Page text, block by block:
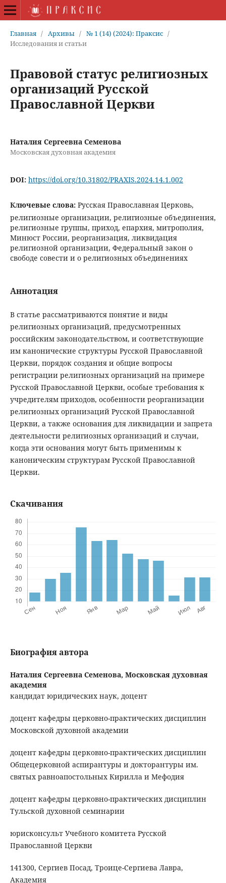
Главная / Архивы / № 1 (14) (2024): Праксис /
Исследования и статьи
Правовой статус религиозных
организаций Русской
Православной Церкви
Наталия Сергеевна Семенова
Московская духовная академия
DOI: https://doi.org/10.31802/PRAXIS.2024.14.1.002
Ключевые слова: Русская Православная Церковь,
религиозные организации, религиозные объединения,
религиозные группы, приход, епархия, митрополия,
Минюст России, реорганизация, ликвидация
религиозной организации, Федеральный закон о
свободе совести и о религиозных объединениях
Аннотация
В статье рассматриваются понятие и виды
религиозных организаций, предусмотренных
российским законодательством, и соответствующие
им канонические структуры Русской Православной
Церкви, порядок создания и общие вопросы
регистрации религиозных организаций на примере
Русской Православной Церкви, особые требования к
учредителям приходов, особенности реорганизации
религиозных организаций Русской Православной
Церкви, а также основания для ликвидации и запрета
деятельности религиозных организаций и случаи,
когда эти основания могут быть применимы к
каноническим структурам Русской Православной
Церкви.
Скачивания
Биография автора
Наталия Сергеевна Семенова, Московская духовная
академия
кандидат юридических наук, доцент
доцент кафедры церковно-практических дисциплин
Московской духовной академии
доцент кафедры церковно-практических дисциплин
Общецерковной аспирантуры и докторантуры им.
святых равноапостольных Кирилла и Мефодия
доцент кафедры церковно-практических дисциплин
Тульской духовной семинарии
юрисконсульт Учебного комитета Русской
Православной Церкви
141300, Сергиев Посад, Троице-Сергиева Лавра,
Академия